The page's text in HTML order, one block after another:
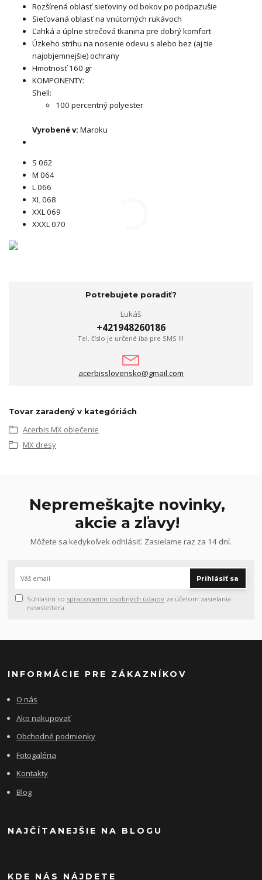
Rozšírená oblasť sieťoviny od bokov po podpazušie
Sieťovaná oblasť na vnútorných rukávoch
Ľahká a úplne strečová tkanina pre dobrý komfort
Úzkeho strihu na nosenie odevu s alebo bez (aj tie
najobjemnejšie) ochrany
Hmotnosť 160 gr
KOMPONENTY:
Shell:
100 percentný polyester
Vyrobené v: Maroku
S 062
M 064
L 066
XL 068
XXL 069
XXXL 070
Potrebujete poradiť?
Lukáš
+421948260186
Tel. číslo je určené iba pre SMS !!!
acerbisslovensko@gmail.com
Tovar zaradený v kategóriách
Acerbis MX oblečenie
MX dresy
Nepremeškajte novinky,
akcie a zľavy!
Môžete sa kedykoľvek odhlásiť. Zasielame raz za 14 dní.
Prihlásiť sa
Súhlasím so spracovaním osobných údajov za účelom zasielania
newslettera.
INFORMÁCIE PRE ZÁKAZNÍKOV
O nás
Ako nakupovať
Obchodné podmienky
Fotogaléria
Kontakty
Blog
NAJČÍTANEJŠIE NA BLOGU
KDE NÁS NÁJDETE